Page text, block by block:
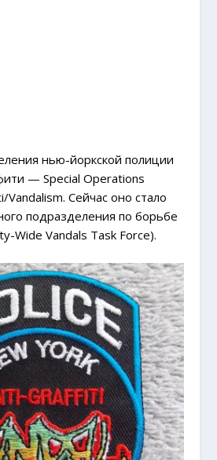
нью-йоркской полиции
— Special Operations
Сейчас оно стало
подразделения по борьбе
Wide Vandals Task Force).